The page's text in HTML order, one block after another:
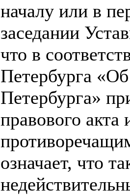
началу или в
заседании
что в
Петербурга
Петербурга»
правового акта
означает, что